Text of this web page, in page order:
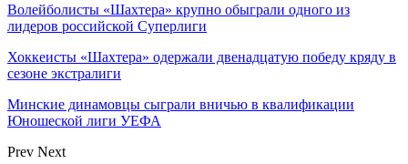
Волейболисты «Шахтера» крупно обыграли одного из
лидеров российской Суперлиги
Хоккеисты «Шахтера» одержали двенадцатую победу кряду в
сезоне экстралиги
Минские динамовцы сыграли вничью в квалификации
Юношеской лиги УЕФА
Prev Next